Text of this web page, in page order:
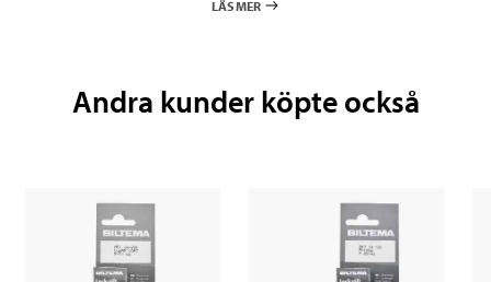
LÄS MER
Andra kunder köpte också